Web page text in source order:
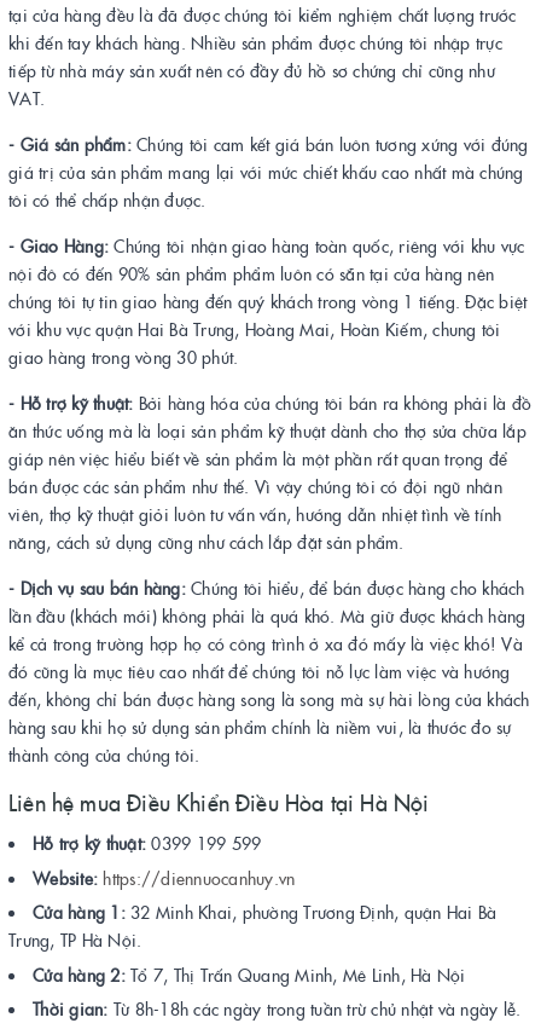
tại cửa hàng đều là đã được chúng tôi kiểm nghiệm chất lượng trước
khi đến tay khách hàng. Nhiều sản phẩm được chúng tôi nhập trực
tiếp từ nhà máy sản xuất nên có đầy đủ hồ sơ chứng chỉ cũng như
VAT.
- Giá sản phẩm:Chúng tôi cam kết giá bán luôn tương xứng với đúng
giá trị của sản phẩm mang lại với mức chiết khấu cao nhất mà chúng
tôi có thể chấp nhận được.
- Giao Hàng: Chúng tôi nhận giao hàng toàn quốc, riêng với khu vực
nội đô có đến 90% sản phẩm phẩm luôn có sẵn tại cửa hàng nên
chúng tôi tự tin giao hàng đến quý khách trong vòng 1 tiếng. Đặc biệt
với khu vực quận Hai Bà Trưng, Hoàng Mai, Hoàn Kiếm, chung tôi
giao hàng trong vòng 30 phút.
- Hỗ trợ kỹ thuật: Bởi hàng hóa của chúng tôi bán ra không phải là đồ
ăn thức uống mà là loại sản phẩm kỹ thuật dành cho thợ sửa chữa lắp
giáp nên việc hiểu biết về sản phẩm là một phần rất quan trọng để
bán được các sản phẩm như thế. Vì vậy chúng tôi có đội ngũ nhân
viên, thợ kỹ thuật giỏi luôn tư vấn vấn, hướng dẫn nhiệt tình về tính
năng, cách sử dụng cũng như cách lắp đặt sản phẩm.
- Dịch vụ sau bán hàng:Chúng tôi hiểu, để bán được hàng cho khách
lần đầu (khách mới) không phải là quá khó. Mà giữ được khách hàng
kể cả trong trường hợp họ có công trình ở xa đó mấy là việc khó! Và
đó cũng là mục tiêu cao nhất để chúng tôi nỗ lực làm việc và hướng
đến, không chỉ bán được hàng song là song mà sự hài lòng của khách
hàng sau khi họ sử dụng sản phẩm chính là niềm vui, là thước đo sự
thành công của chúng tôi.
Liên hệ mua Điều Khiển Điều Hòa tại Hà Nội
Hỗ trợ kỹ thuật: 0399 199 599
Website: https://diennuocanhuy.vn
Cửa hàng 1: 32 Minh Khai, phường Trương Định, quận Hai Bà
Trưng, TP Hà Nội.
Cửa hàng 2: Tổ 7, Thị Trấn Quang Minh, Mê Linh, Hà Nội
Thời gian: Từ 8h-18h các ngày trong tuần trừ chủ nhật và ngày lễ.